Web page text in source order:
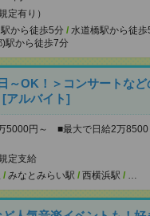
定有り）
から徒歩5分 / 水道橋駅から徒歩
駅から徒歩7分
～OK！＞コンサートな
[アルバイト]
5000円～ ■最大で日給2万8500
定支給
/ みなとみらい駅 / 西横浜駅 / …